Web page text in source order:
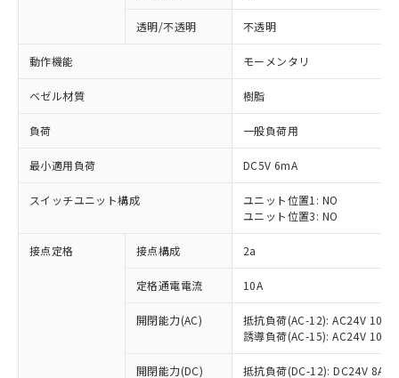
透明/不透明 不透明
動作機能 モーメンタリ
ベゼル材質 樹脂
負荷 一般負荷用
最小適用負荷 DC5V 6mA
スイッチユニット構成
ユニット位置1: NO
ユニット位置3: NO
接点定格 接点構成 2a
定格通電電流 10A
開閉能力(AC)
抵抗負荷(AC-12): AC24V 10A/
誘導負荷(AC-15): AC24V
開閉能力(DC) 抵抗負荷(DC-12): DC24V 8A/
ご利用条件
※1 対応状況
対応済み：EU RoHS指令（10物質）の
非含有に対応した製品が提供可能な商品で
対応予定：EU RoHS指令（10物質）の非含
有に対応した製品に切り替える予定のある